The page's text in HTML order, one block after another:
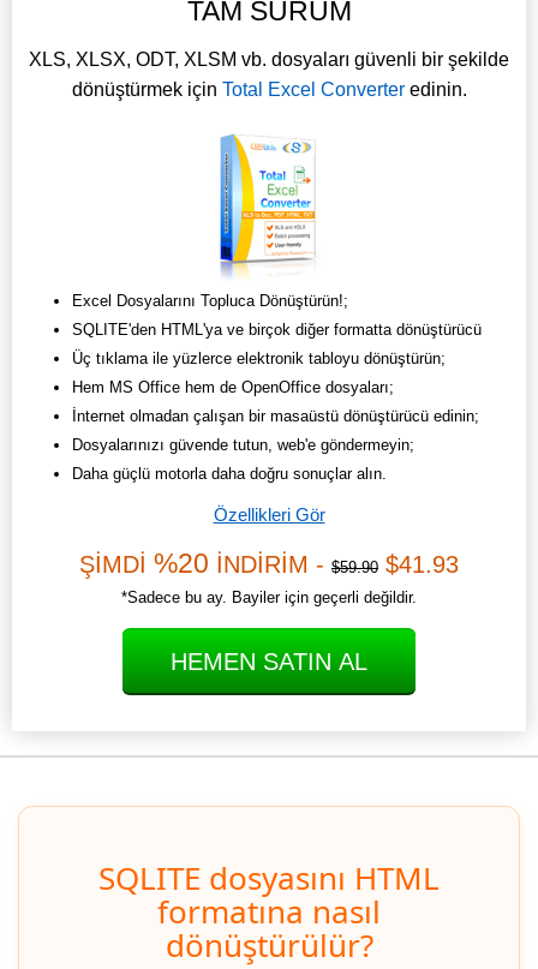
TAM SÜRÜM
XLS, XLSX, ODT, XLSM vb. dosyaları güvenli bir şekilde
dönüştürmek için Total Excel Converteredinin.
Excel Dosyalarını Topluca Dönüştürün!;
SQLITE'den HTML'ya ve birçok diğer formatta dönüştürücü
Üç tıklama ile yüzlerce elektronik tabloyu dönüştürün;
Hem MS Office hem de OpenOffice dosyaları;
İnternet olmadan çalışan bir masaüstü dönüştürücü edinin;
Dosyalarınızı güvende tutun, web'e göndermeyin;
Daha güçlü motorla daha doğru sonuçlar alın.
Özellikleri Gör
ŞİMDİ %20 İNDİRİM - $59.90 $41.93
*Sadece bu ay. Bayiler için geçerli değildir.
HEMEN SATIN AL
SQLITE dosyasını HTML
formatına nasıl
dönüştürülür?